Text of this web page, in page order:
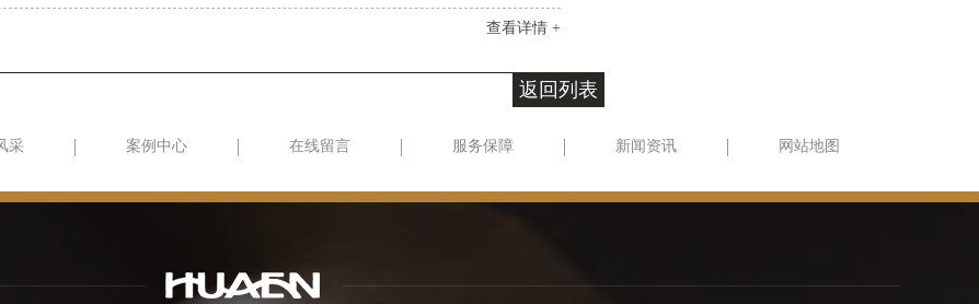
查看详情 +
返回列表
采 案例中心 在线留言 服务保障 新闻资讯 网站地图